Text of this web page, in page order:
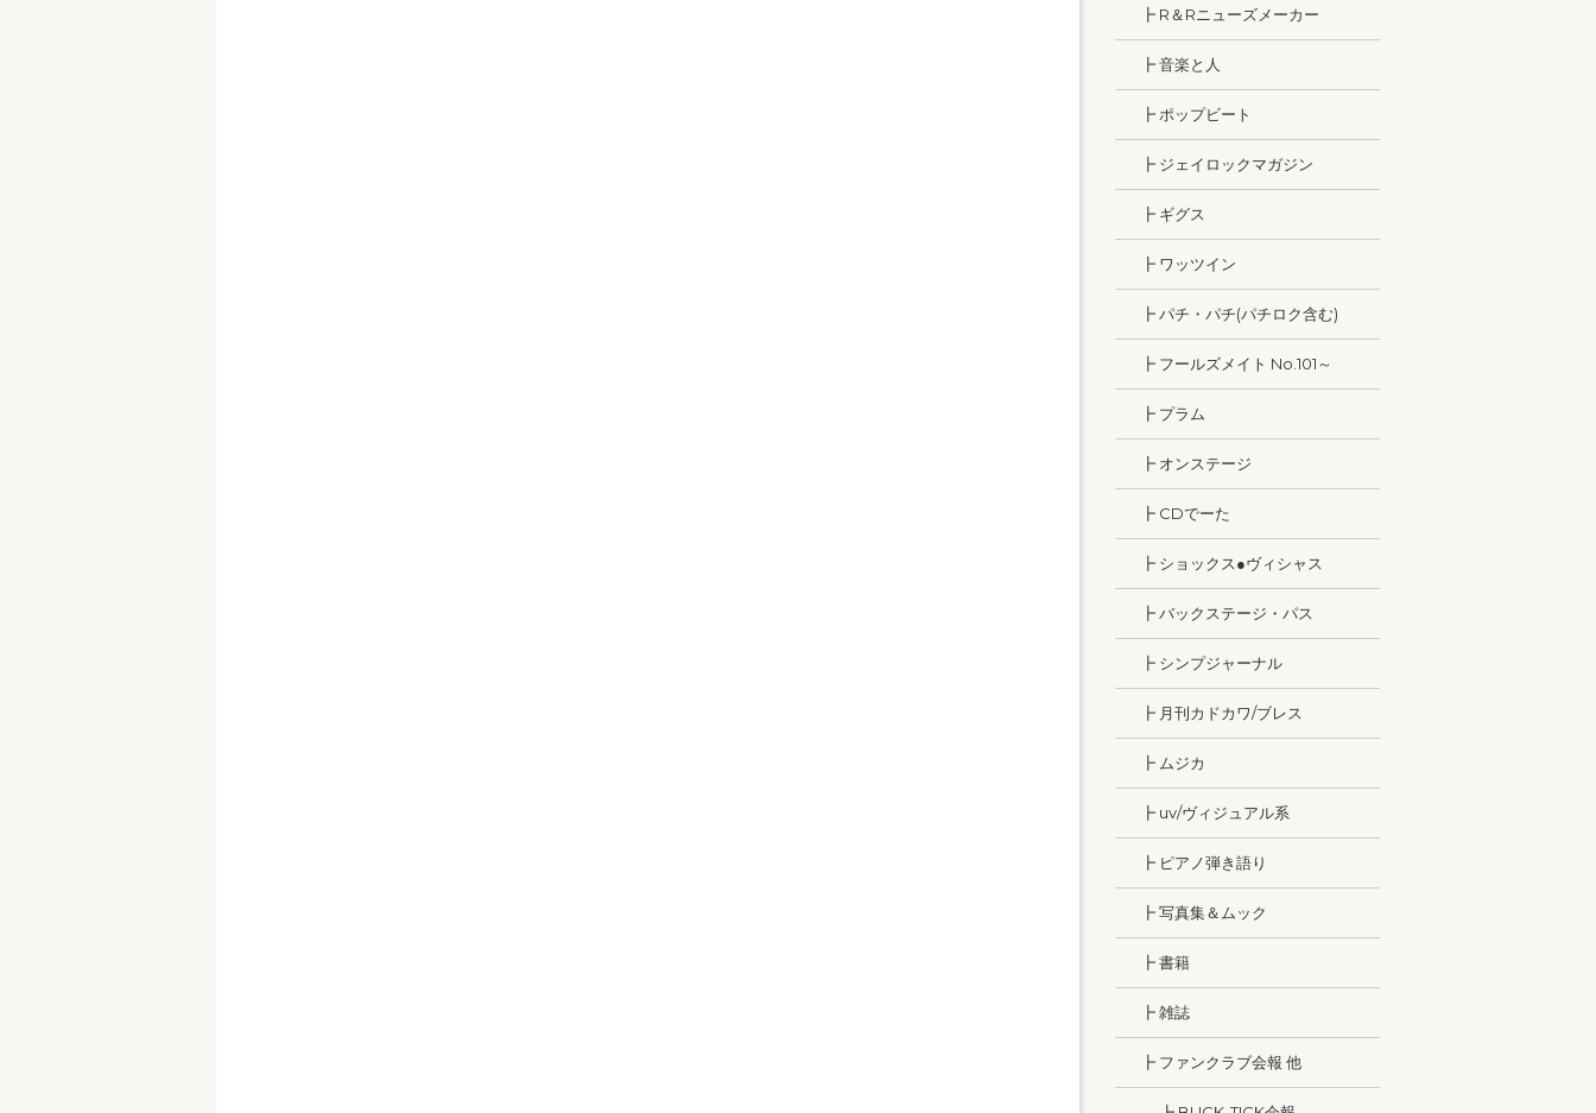
┣ R＆Rニューズメーカー
┣ 音楽と人
┣ ポップビート
┣ ジェイロックマガジン
┣ ギグス
┣ ワッツイン
┣ パチ・パチ(パチロク含む)
┣ フールズメイト No.101～
┣ プラム
┣ オンステージ
┣ CDでーた
┣ ショックス●ヴィシャス
┣ バックステージ・パス
┣ シンプジャーナル
┣ 月刊カドカワ/ブレス
┣ ムジカ
┣ uv/ヴィジュアル系
┣ ピアノ弾き語り
┣ 写真集＆ムック
┣ 書籍
┣ 雑誌
┣ ファンクラブ会報 他